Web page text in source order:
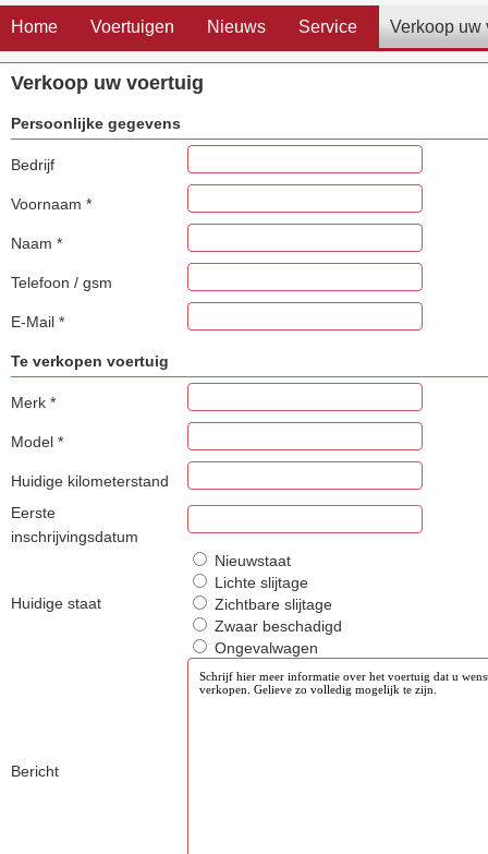
Home Voertuigen Nieuws Service Verkoop uw
Verkoop uw voertuig
Persoonlijke gegevens
Bedrijf
Voornaam *
Naam *
Telefoon / gsm
E-Mail *
Te verkopen voertuig
Merk *
Model *
Huidige kilometerstand
Eerste
inschrijvingsdatum
Huidige staat
Nieuwstaat
Lichte slijtage
Zichtbare slijtage
Zwaar beschadigd
Ongevalwagen
Bericht